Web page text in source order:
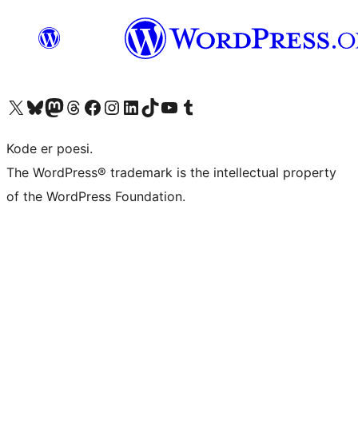
Besøk vår konto på X Visit our Bluesky account
Besøk vår Mastodon-konto
Visit our Threads account
Besøk vår Facebook-sideBesøk vår Instagram-konto
Besøk vår LinkedIn-konto
Visit our TikTok account
Visit our YouTube channel
Visit our Tumblr account
Kode er poesi.
The WordPress® trademark is the intellectual property
of the WordPress Foundation.